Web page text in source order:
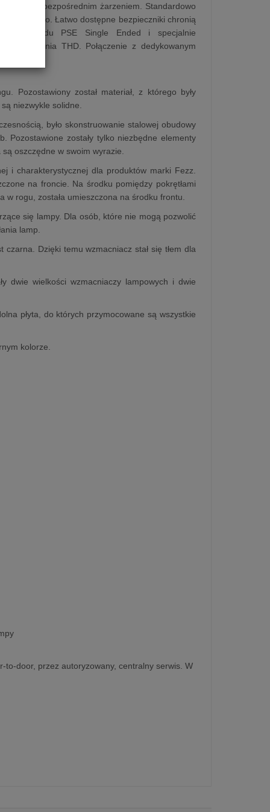
300B z bezpośrednim żarzeniem. Standardowo
logo. Łatwo dostępne bezpieczniki chronią
układu PSE Single Ended i specjalnie
THD. Połączenie z dedykowanym
cenie.
Pozostawiony został materiał, z którego były
niezwykle solidne.
było skonstruowanie stalowej obudowy
Pozostawione zostały tylko niezbędne elementy
oszczędne w swoim wyrazie.
i charakterystycznej dla produktów marki Fezz.
na froncie. Na środku pomiędzy pokrętłami
w rogu, została umieszczona na środku frontu.
się lampy. Dla osób, które nie mogą pozwolić
lamp.
Dzięki temu wzmacniacz stał się tłem dla
dwie wielkości wzmacniaczy lampowych i dwie
płyta, do których przymocowane są wszystkie
kolorze.
door, przez autoryzowany, centralny serwis. W